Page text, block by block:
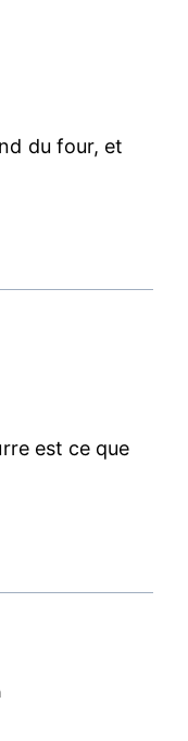
du four, et
est ce que